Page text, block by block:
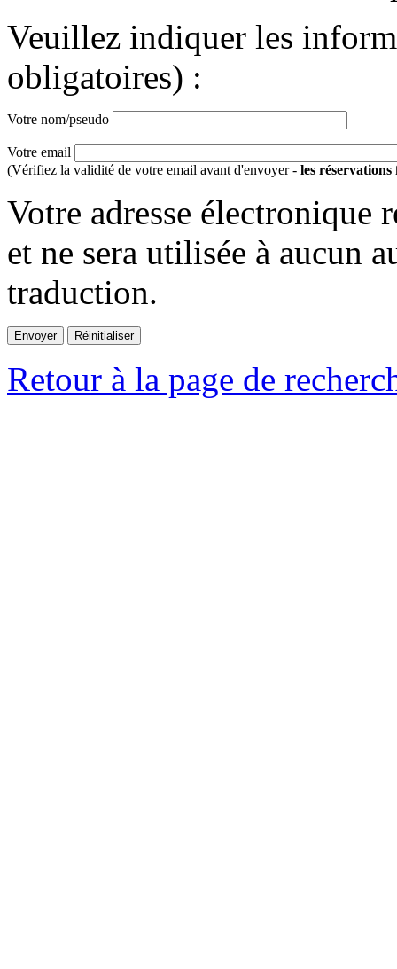
Veuillez indiquer les
obligatoires) :
Votre nom/pseudo
Votre email
(Vérifiez la validité de votre email avant d'envoyer - les réservations
Votre adresse électronique
et ne sera utilisée à aucun
traduction.
Retour à la page de